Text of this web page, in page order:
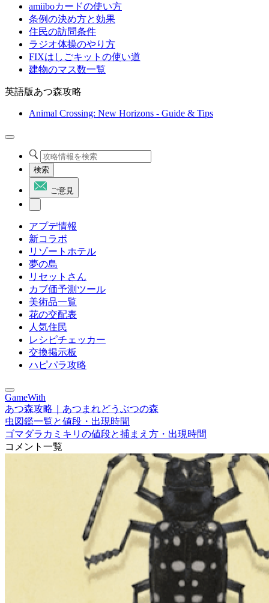
amiiboカードの使い方
条例の決め方と効果
住民の訪問条件
ラジオ体操のやり方
FIXはしごキットの使い道
建物のマス数一覧
英語版あつ森攻略
Animal Crossing: New Horizons - Guide & Tips
検索
ご意見
アプデ情報
新コラボ
リゾートホテル
夢の島
リセットさん
カブ価予測ツール
美術品一覧
花の交配表
人気住民
レシピチェッカー
交換掲示板
ハピパラ攻略
GameWith
あつ森攻略｜あつまれどうぶつの森
虫図鑑一覧と値段・出現時間
ゴマダラカミキリの値段と捕まえ方・出現時間
コメント一覧